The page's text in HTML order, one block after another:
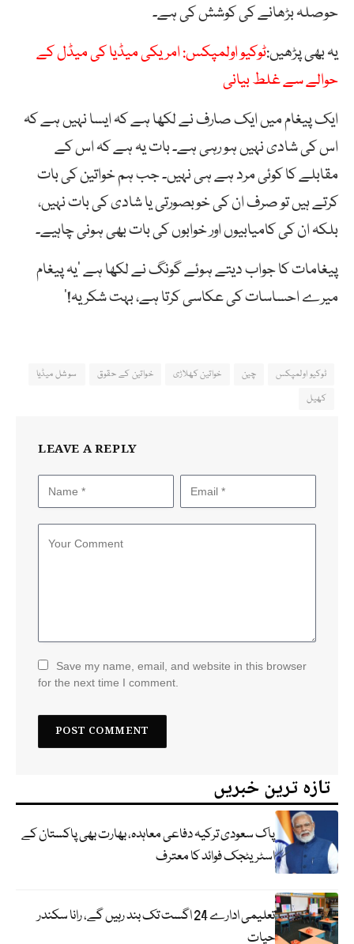
حوصلہ بڑھانے کی کوشش کی ہے۔
یہ بھی پڑھیں:ٹوکیو اولمپکس: امریکی میڈیا کی میڈل کے
حوالے سے غلط بیانی
ایک پیغام میں ایک صارف نے لکھا ہے کہ ایسا نہیں ہے کہ
اس کی شادی نہیں ہو رہی ہے۔ بات یہ ہے کہ اس کے
مقابلے کا کوئی مرد ہے ہی نہیں۔ جب ہم خواتین کی بات
کرتے ہیں تو صرف ان کی خوبصورتی یا شادی کی بات نہیں،
بلکہ ان کی کامیابیوں اور خوابوں کی بات بھی ہونی چاہیے۔
پیغامات کا جواب دیتے ہوئے گونگ نے لکھا ہے ‘یہ پیغام
میرے احساسات کی عکاسی کرتا ہے، بہت شکریہ!’
ٹوکیو اولمپکس چین خواتین کھلاڑی خواتین کے حقوق
سوشل میڈیا
کھیل
LEAVE A REPLY
Save my name, email, and website in this browser
for the next time I comment.
تازہ ترین خبریں
پاک سعودی ترکیہ دفاعی معاہدہ، بھارت بھی پاکستان کے
اسٹریٹجک فوائد کا معترف
تعلیمی ادارے 24 اگست تک بند رہیں گے، رانا سکندر
حیات